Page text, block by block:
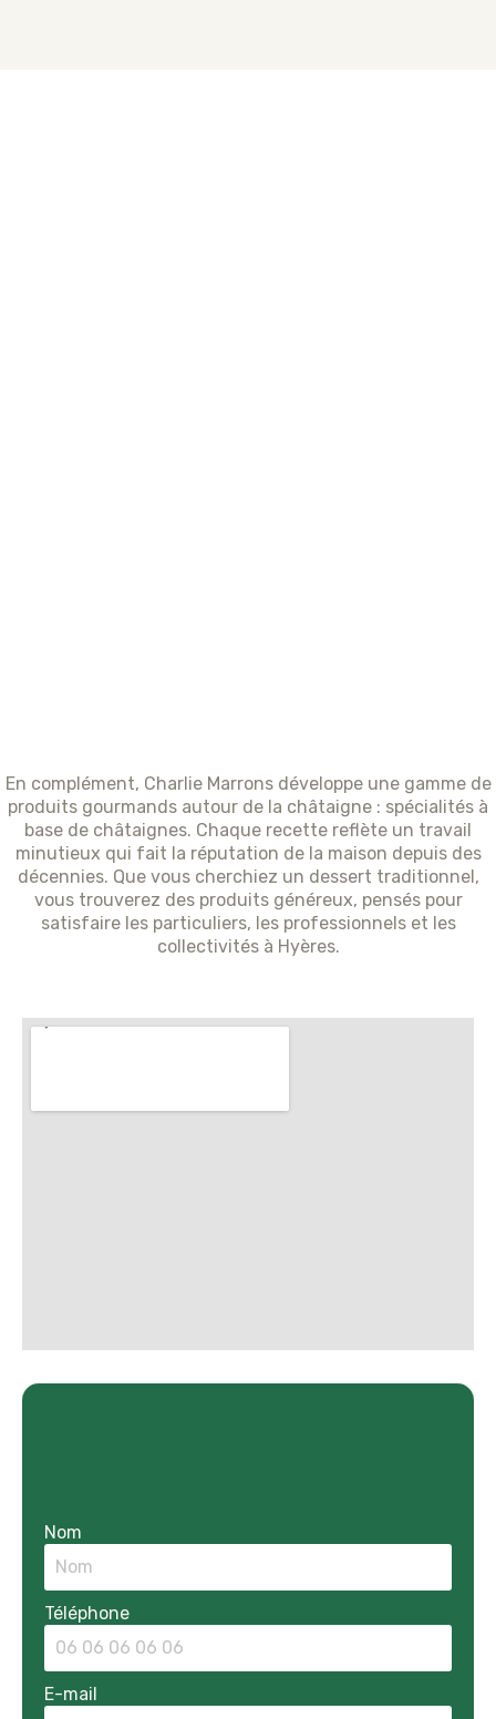
En complément, Charlie Marrons développe une gamme de
produits gourmands autour de la châtaigne : spécialités à
base de châtaignes. Chaque recette reflète un travail
minutieux qui fait la réputation de la maison depuis des
décennies. Que vous cherchiez un dessert traditionnel,
vous trouverez des produits généreux, pensés pour
satisfaire les particuliers, les professionnels et les
collectivités à Hyères.
Nom
Téléphone
E-mail